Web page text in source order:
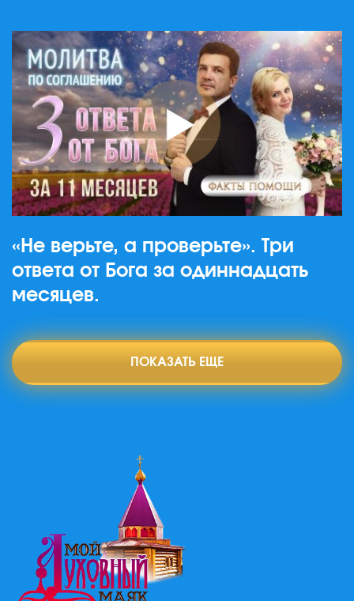
«Не верьте, а проверьте». Три
ответа от Бога за одиннадцать
месяцев.
ПОКАЗАТЬ ЕЩЕ